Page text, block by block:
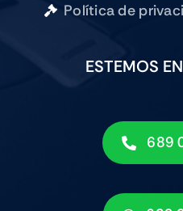
Política de
ESTEMOS
689